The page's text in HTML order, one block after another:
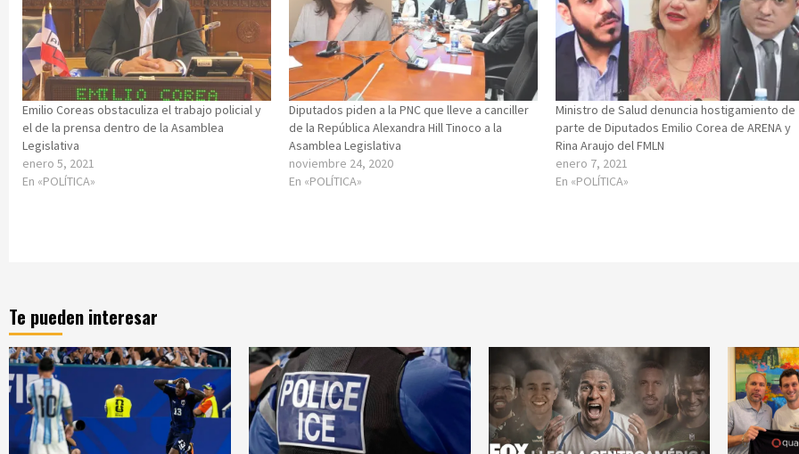
Emilio Coreas obstaculiza el trabajo policial y
el de la prensa dentro de la Asamblea
Legislativa
enero 5, 2021
En «POLÍTICA»
Diputados piden a la PNC que lleve a canciller
de la República Alexandra Hill Tinoco a la
Asamblea Legislativa
noviembre 24, 2020
En «POLÍTICA»
Ministro de Salud denuncia hostigamiento de
parte de Diputados Emilio Corea de ARENA y
Rina Araujo del FMLN
enero 7, 2021
En «POLÍTICA»
Te pueden interesar